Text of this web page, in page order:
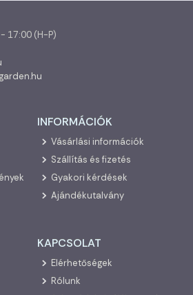
17:00 (H-P)
INFORMÁCIÓK
Vásárlási információk
Szállítás és fizetés
Gyakori kérdések
Ajándékutalvány
KAPCSOLAT
Elérhetőségek
Rólunk